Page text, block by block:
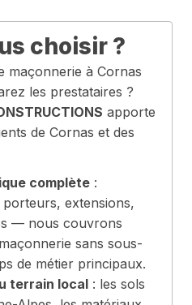
choisir ?
maçonnerie à Cornas
les prestataires ?
apporte
de Cornas et des
complète :
extensions,
— nous couvrons
sans sous-
de métier principaux.
terrain local : les sols